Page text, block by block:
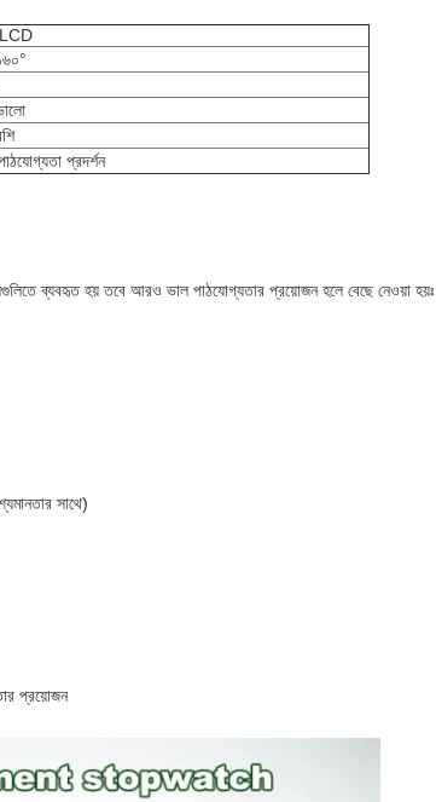
প্রদর্শন
ব্যবহৃত হয় তবে আরও ভাল পাঠযোগ্যতার প্রয়োজন হলে বেছে নেওয়া হয়ঃ
সাথে)
প্রয়োজন